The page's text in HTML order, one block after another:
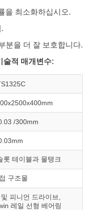
을 최소화하십시오.
분을 더 잘 보호합니다.
술적 매개변수:
/300mm
롯 테이블과 물탱크
구조물
피니언 드라이브,
레일 선형 베어링